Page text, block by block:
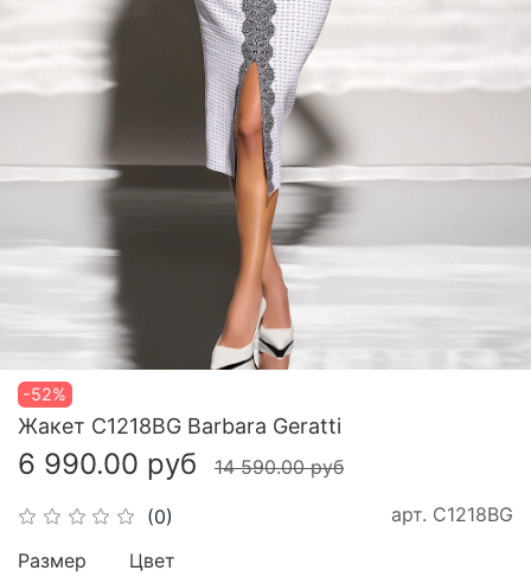
-52%
(0) арт. С1218BG
Жакет С1218BG Barbara Geratti
6 990.00 руб 14 590.00 руб
Размер Цвет